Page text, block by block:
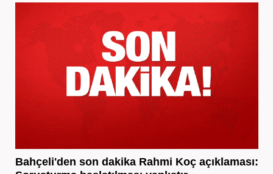
Bahçeli'den son dakika Rahmi Koç açıklaması: